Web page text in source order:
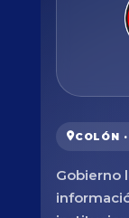
COLÓN
Gobierno